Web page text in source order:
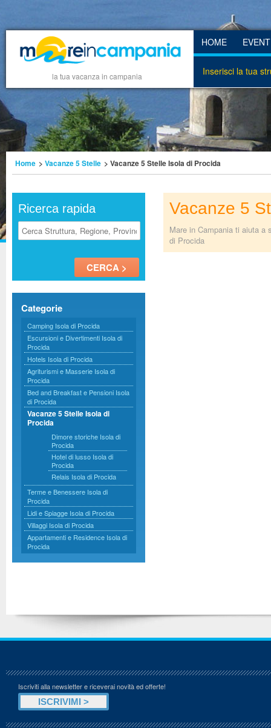
la tua vacanza in campania
HOME
Inserisci la tua
Home > Vacanze 5 Stelle > Vacanze 5 Stelle Isola di Procida
Ricerca rapida
Categorie
Camping Isola di Procida
Escursioni e Divertimenti Isola di
Procida
Hotels Isola di Procida
Agriturismi e Masserie Isola di
Procida
Bed and Breakfast e Pensioni Isola
di Procida
Vacanze 5 Stelle Isola di
Procida
Dimore storiche Isola di
Procida
Hotel di lusso Isola di
Procida
Relais Isola di Procida
Terme e Benessere Isola di
Procida
Lidi e Spiagge Isola di Procida
Villaggi Isola di Procida
Appartamenti e Residence Isola di
Procida
Vacanze 5
Mare in Campania ti aiuta a
di Procida
Iscriviti alla newsletter e riceverai novità ed offerte!